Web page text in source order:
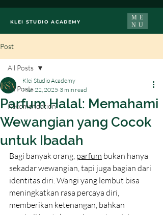
KLEI STUDIO ACADEMY
ME
NU
Post
All Posts
Recomendation
All Posts
Parfum Halal: Memahami
Wewangian yang Cocok
untuk Ibadah
Klei Studio Academy
Mar 22, 2025 3 min read
Bagi banyak orang, parfum bukan hanya
sekadar wewangian, tapi juga bagian dari
identitas diri. Wangi yang lembut bisa
meningkatkan rasa percaya diri,
memberikan ketenangan, bahkan